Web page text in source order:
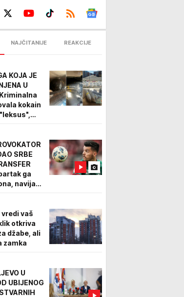
NAJČITANIJE REAKCIJE
KOJA JE
U
kokain
SRBE
ga
navijači
vaš
otkriva
džabe, ali
zamka
U
UBIJENOG